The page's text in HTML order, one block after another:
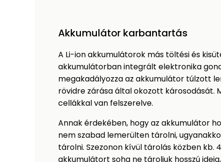
Akkumulátor karbantartás
A Li-ion akkumulátorok más töltési és
akkumulátorban integrált elektronika
megakadályozza az akkumulátor túlzott
rövidre zárása által okozott károsodását.
cellákkal van felszerelve.
Annak érdekében, hogy az akkumulátor
nem szabad lemerülten tárolni,
tárolni. Szezonon kívül tárolás közben
akkumulátort soha ne tároljuk hosszú